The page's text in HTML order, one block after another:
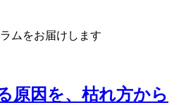
ムをお届けします
原因を、枯れ方から